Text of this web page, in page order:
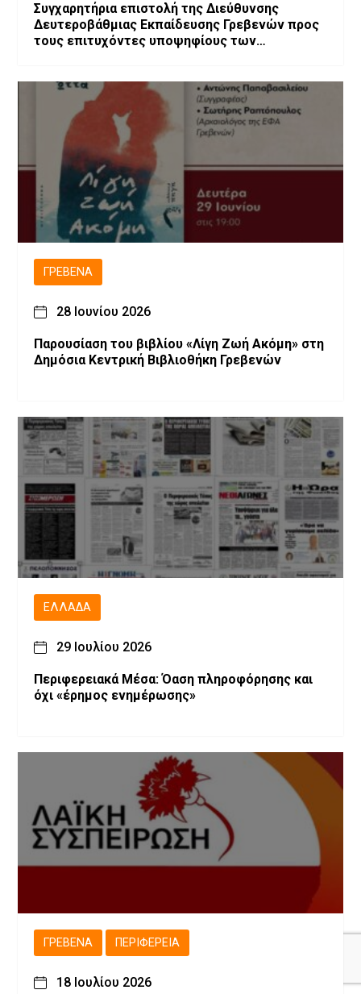
Συγχαρητήρια επιστολή της Διεύθυνσης
Δευτεροβάθμιας Εκπαίδευσης Γρεβενών προς
τους επιτυχόντες υποψηφίους των
ΓΡΕΒΕΝΆ
28 Ιουνίου 2026
Παρουσίαση του βιβλίου «Λίγη Ζωή Ακόμη» στη
Δημόσια Κεντρική Βιβλιοθήκη Γρεβενών
ΕΛΛΆΔΑ
29 Ιουλίου 2026
Περιφερειακά Μέσα: Όαση πληροφόρησης και
όχι «έρημος ενημέρωσης»
ΓΡΕΒΕΝΆ ΠΕΡΙΦΈΡΕΙΑ
18 Ιουλίου 2026